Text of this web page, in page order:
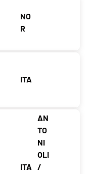
NO
R
ITA
ITA
AN
TO
NI
OLI
/